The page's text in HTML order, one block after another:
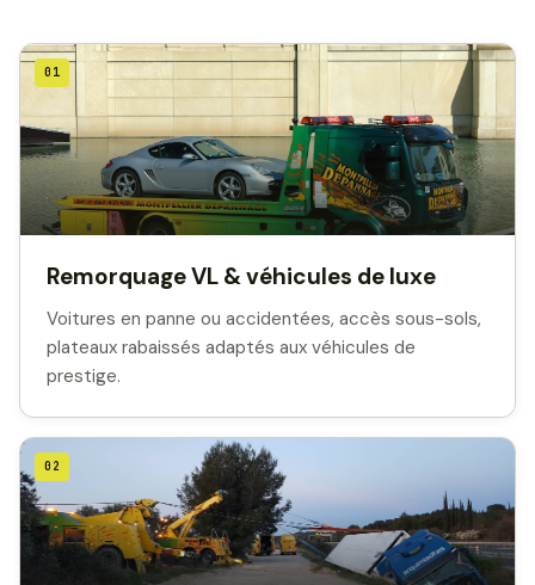
01
Remorquage VL & véhicules de luxe
Voitures en panne ou accidentées, accès sous-sols,
plateaux rabaissés adaptés aux véhicules de
prestige.
02